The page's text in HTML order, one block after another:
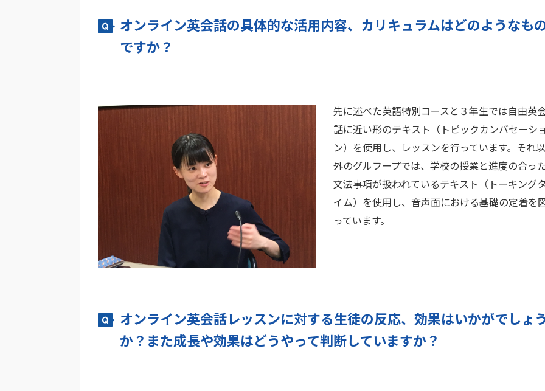
オンライン英会話の具体的な活用内容、カリキュラムはどのようなも
ですか？
先に述べた英語特別コースと３年生では自由英
話に近い形のテキスト（トピックカンバセーショ
ン）を使用し、レッスンを行っています。それ以
外のグルフープでは、学校の授業と進度の合っ
文法事項が扱われているテキスト（トーキングタ
イム）を使用し、音声面における基礎の定着を
っています。
オンライン英会話レッスンに対する生徒の反応、効果はいかがでしょう
か？また成長や効果はどうやって判断していますか？